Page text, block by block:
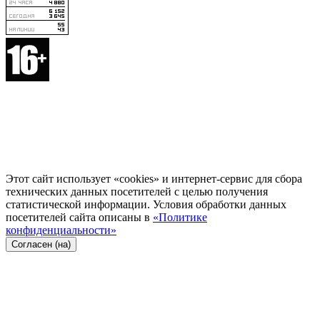
Этот сайт использует «cookies» и интернет-сервис для сбора
технических данных посетителей с целью получения
статистической информации. Условия обработки данных
посетителей сайта описаны в «Политике
конфиденциальности»
Согласен (на)